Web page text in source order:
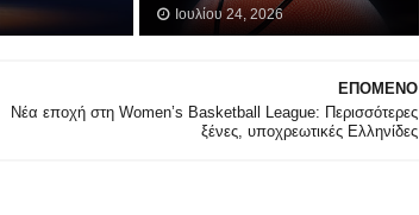
Ιουλίου 24, 2026
ΕΠΟΜΕΝΟ
Νέα εποχή στη Women’s Basketball League: Περισσότερες
ξένες, υποχρεωτικές Ελληνίδες